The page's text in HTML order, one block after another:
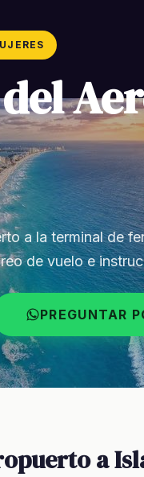
a la terminal de
de vuelo e
PREGUNTAR
a